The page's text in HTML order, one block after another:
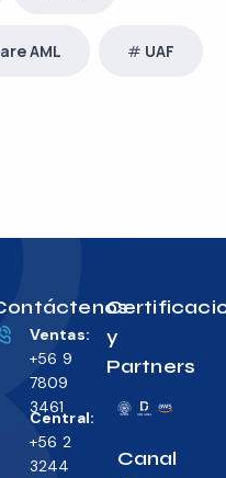
AML UAF
Ventas:
+56 9
7809
3461
Central:
+56 2
3244
y
Partners
Canal